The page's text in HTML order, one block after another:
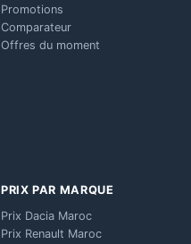
Promotions
Comparateur
Offres du moment
PRIX PAR MARQUE
Prix Dacia Maroc
Prix Renault Maroc